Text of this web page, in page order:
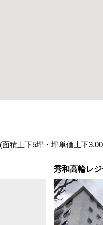
(面積上下5坪・坪単価上下